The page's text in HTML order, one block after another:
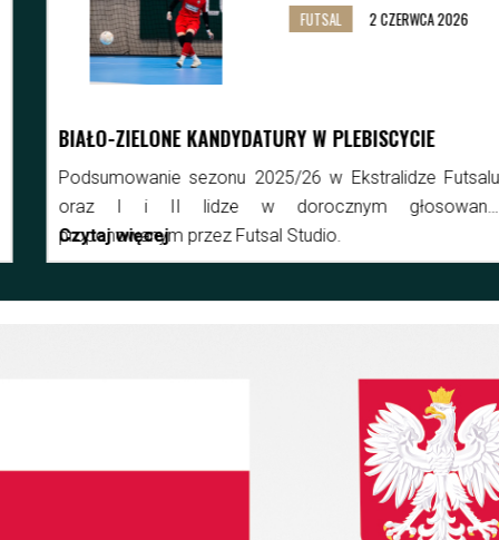
FUTSAL 2 CZERWCA 2026
BIAŁO-ZIELONE KANDYDATURY W PLEBISCYCIE
Podsumowanie sezonu 2025/26 w Ekstralidze Futsalu
oraz I i II lidze w dorocznym głosowaniu
proponowanym przez Futsal Studio.
Czytaj więcej